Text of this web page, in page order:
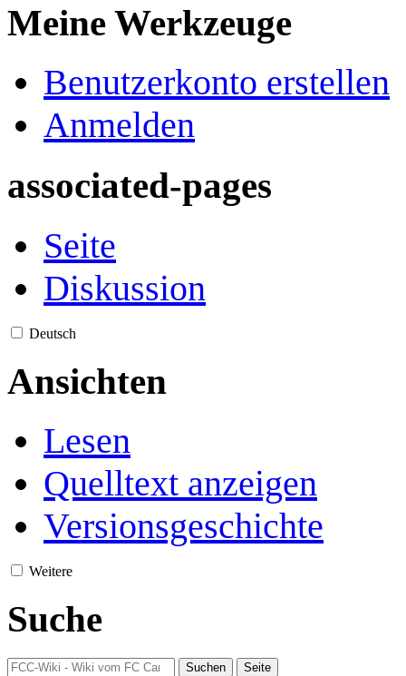
Meine Werkzeuge
Benutzerkonto erstellen
Anmelden
associated-pages
Seite
Diskussion
Deutsch
Ansichten
Lesen
Quelltext anzeigen
Versionsgeschichte
Weitere
Suche